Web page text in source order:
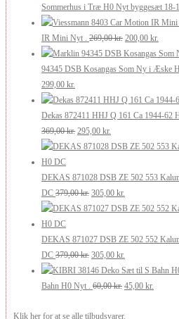
pris
var:
210,00 kr..
pris
er:
126,00 kr..
Sommerhus i Træ H0 Nyt byggesæt 18-
IR Mini Nyt .
269,00kr. Den
oprindelige
pris
269,00 kr..
200,00 kr.
pris
94345 DSB Kosangas Som Ny i Æske
Den
oprindelige
pris
var:
349,00 kr..
299,00 kr.
aktuelle
pris
er:
299,00 kr..
Dekas 872411 HHJ Q 161 Ca 1944-62
369,00kr. Den
oprindelige
var:
369,00 kr..
295,00 kr.
aktuelle
er:
295,00 kr..
DEKAS 871028 DSB ZE 502 553
DC 379,00kr. Den
oprindelige
var:
379,00 kr..
305,00 kr.
aktuelle
er:
DEKAS 871027 DSB ZE 502 552
DC 379,00kr. Den
oprindelige
pris
379,00 kr..
305,00 kr.
aktuelle
pris
Bahn H0 Nyt .
60,00kr. Den
pris
45,00 kr.
Klik her for at se alle tilbudsvarer.